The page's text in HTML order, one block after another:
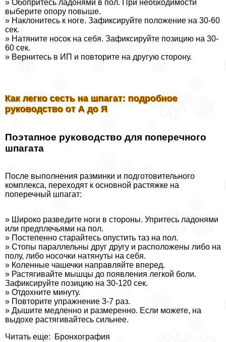
» Обопритесь ладонями в пол. При необходимости
выберите опору повыше.
» Наклонитесь к ноге. Зафиксируйте положение на 30-60
сек.
» Натяните носок на себя. Зафиксируйте позицию на 30-
60 сек.
» Вернитесь в ИП и повторите на другую сторону.
Как легко сесть на шпагат: подробное
руководство от А до Я
Поэтапное руководство для поперечного
шпагата
После выполнения разминки и подготовительного
комплекса, переходят к основной растяжке на
поперечный шпагат:
» Широко разведите ноги в стороны. Упритесь ладонями
или предплечьями на пол.
» Постепенно старайтесь опустить таз на пол.
» Стопы параллельны друг другу и расположены либо на
полу, либо носочки натянуты на себя.
» Коленные чашечки направляйте вперед.
» Растягивайте мышцы до появления легкой боли.
Зафиксируйте позицию на 30-120 сек.
» Отдохните минуту.
» Повторите упражнение 3-7 раз.
» Дышите медленно и размеренно. Если можете, на
выдохе растягивайтесь сильнее.
Читать еще: Бронхография